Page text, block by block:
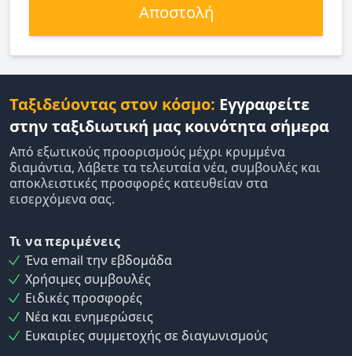
Αποστολή
Ταξιδεύοντας στον κόσμο: Εγγραφείτε
στην ταξιδιωτική μας κοινότητα σήμερα
Από εξωτικούς προορισμούς μέχρι κρυμμένα
διαμάντια, λάβετε τα τελευταία νέα, συμβουλές και
αποκλειστικές προσφορές κατευθείαν στα
εισερχόμενα σας.
Τι να περιμένεις
Ένα email την εβδομάδα
Χρήσιμες συμβουλές
Ειδικές προσφορές
Νέα και ενημερώσεις
Ευκαιρίες συμμετοχής σε διαγωνισμούς